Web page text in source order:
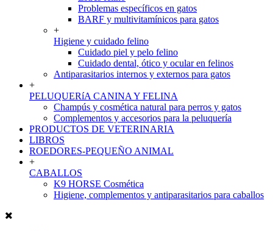
Problemas específicos en gatos
BARF y multivitamínicos para gatos
+
Higiene y cuidado felino
Cuidado piel y pelo felino
Cuidado dental, ótico y ocular en felinos
Antiparasitarios internos y externos para gatos
+
PELUQUERíA CANINA Y FELINA
Champús y cosmética natural para perros y gatos
Complementos y accesorios para la peluquería
PRODUCTOS DE VETERINARIA
LIBROS
ROEDORES-PEQUEÑO ANIMAL
+
CABALLOS
K9 HORSE Cosmética
Higiene, complementos y antiparasitarios para caballos